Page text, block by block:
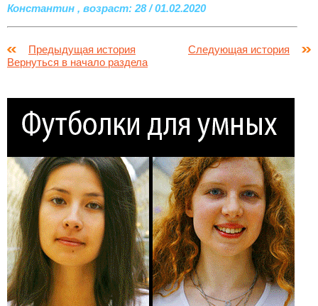
Константин , возраст: 28 / 01.02.2020
Предыдущая история
Следующая история
Вернуться в начало раздела